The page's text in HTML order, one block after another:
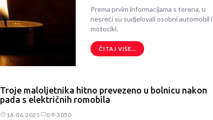
Prema prvim informacijama s terena, u
nesreći su sudjelovali osobni automobil i
motocikl.
ČITAJ VIŠE...
Troje maloljetnika hitno prevezeno u bolnicu nakon
pada s električnih romobila
16.06.2025 0 3050